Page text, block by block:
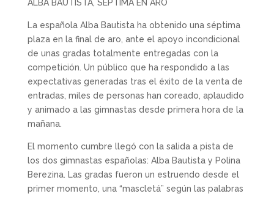
ALBA BAUTISTA, SÉPTIMA EN ARO
La española Alba Bautista ha obtenido una séptima
plaza en la final de aro, ante el apoyo incondicional
de unas gradas totalmente entregadas con la
competición. Un público que ha respondido a las
expectativas generadas tras el éxito de la venta de
entradas, miles de personas han coreado, aplaudido
y animado a las gimnastas desde primera hora de la
mañana.
El momento cumbre llegó con la salida a pista de
los dos gimnastas españolas: Alba Bautista y Polina
Berezina. Las gradas fueron un estruendo desde el
primer momento, una “mascletá” según las palabras